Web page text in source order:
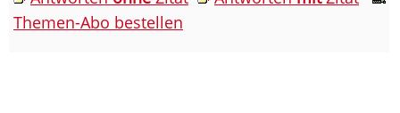
Themen-Abo bestellen